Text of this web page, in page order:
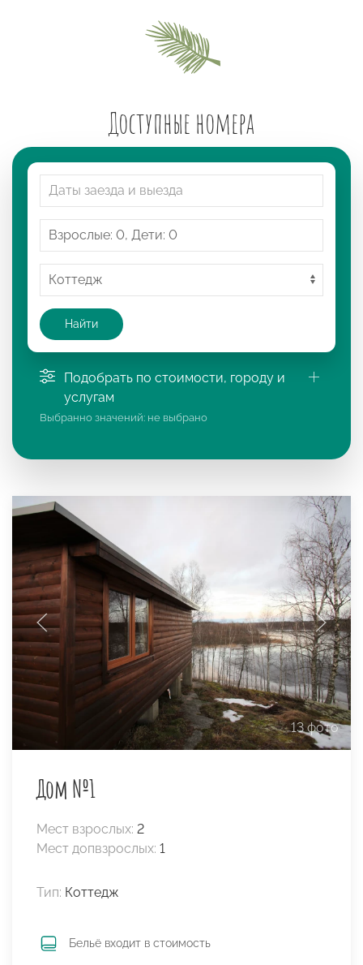
Доступные номера
Найти
Подобрать по стоимости, городу и
услугам
Выбранно значений: не выбрано
13 фото
Дом №1
Мест взрослых: 2
Мест допвзрослых: 1
Тип: Коттедж
Бельё входит в стоимость